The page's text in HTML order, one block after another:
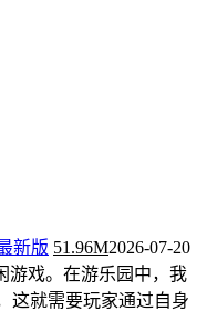
新版 51.96M2026-07-20
游戏。在游乐园中，我
这就需要玩家通过自身